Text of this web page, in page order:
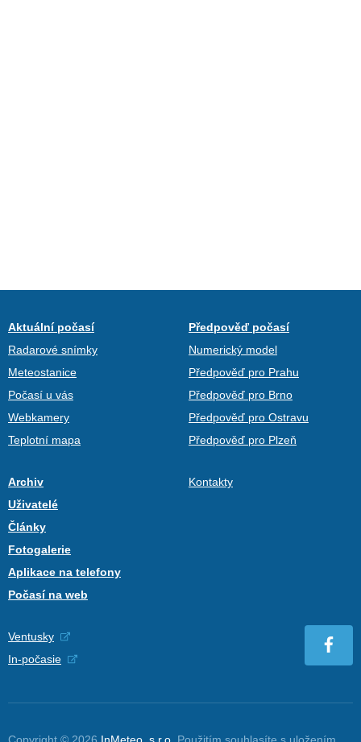
Aktuální počasí
Radarové snímky
Meteostanice
Počasí u vás
Webkamery
Teplotní mapa
Předpověď počasí
Numerický model
Předpověď pro Prahu
Předpověď pro Brno
Předpověď pro Ostravu
Předpověď pro Plzeň
Archiv
Uživatelé
Články
Fotogalerie
Aplikace na telefony
Počasí na web
Kontakty
Ventusky
In-počasie
Copyright © 2026 InMeteo, s.r.o. Použitím souhlasíte s uložením